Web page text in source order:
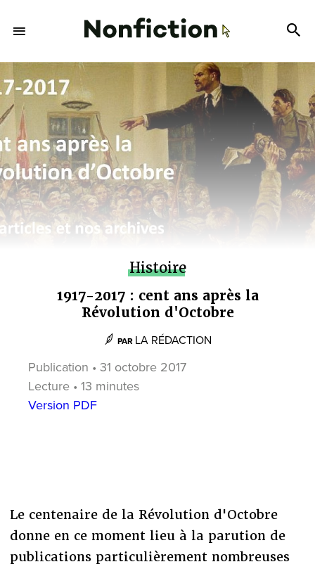
Histoire
1917-2017 : cent ans après la
Révolution d'Octobre
PAR LA RÉDACTION
Publication • 31 octobre 2017
Lecture • 13 minutes
Version PDF
Le centenaire de la Révolution d'Octobre
donne en ce moment lieu à la parution de
publications particulièrement nombreuses